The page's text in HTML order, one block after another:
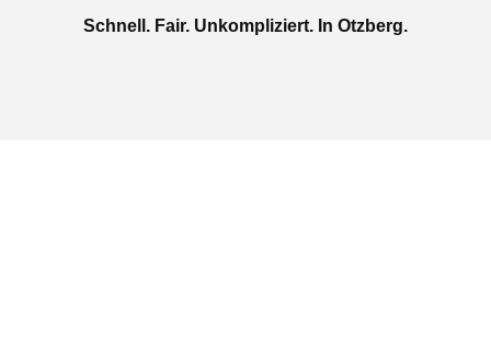
Schnell. Fair. Unkompliziert. In Otzberg.